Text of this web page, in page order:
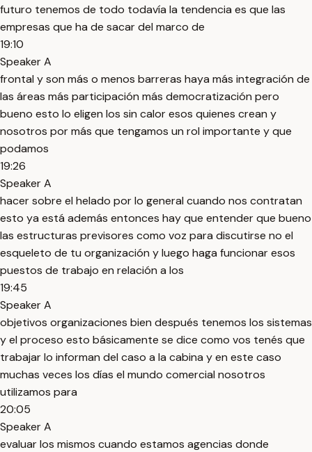
futuro tenemos de todo todavía la tendencia es que las
empresas que ha de sacar del marco de
19:10
Speaker A
frontal y son más o menos barreras haya más integración de
las áreas más participación más democratización pero
bueno esto lo eligen los sin calor esos quienes crean y
nosotros por más que tengamos un rol importante y que
podamos
19:26
Speaker A
hacer sobre el helado por lo general cuando nos contratan
esto ya está además entonces hay que entender que bueno
las estructuras previsores como voz para discutirse no el
esqueleto de tu organización y luego haga funcionar esos
puestos de trabajo en relación a los
19:45
Speaker A
objetivos organizaciones bien después tenemos los sistemas
y el proceso esto básicamente se dice como vos tenés que
trabajar lo informan del caso a la cabina y en este caso
muchas veces los días el mundo comercial nosotros
utilizamos para
20:05
Speaker A
evaluar los mismos cuando estamos agencias donde